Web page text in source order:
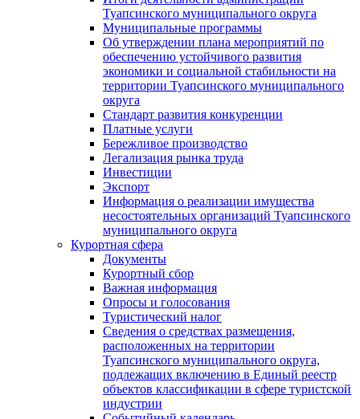
Туапсинского муниципального округа
Муниципальные программы
Об утверждении плана мероприятий по
обеспечению устойчивого развития
экономики и социальной стабильности на
территории Туапсинского муниципального
округа
Стандарт развития конкуренции
Платные услуги
Бережливое производство
Легализация рынка труда
Инвестиции
Экспорт
Информация о реализации имущества
несостоятельных организаций Туапсинского
муниципального округа
Курортная сфера
Документы
Курортный сбор
Важная информация
Опросы и голосования
Туристический налог
Сведения о средствах размещения,
расположенных на территории
Туапсинского муниципального округа,
подлежащих включению в Единый реестр
объектов классификации в сфере туристской
индустрии